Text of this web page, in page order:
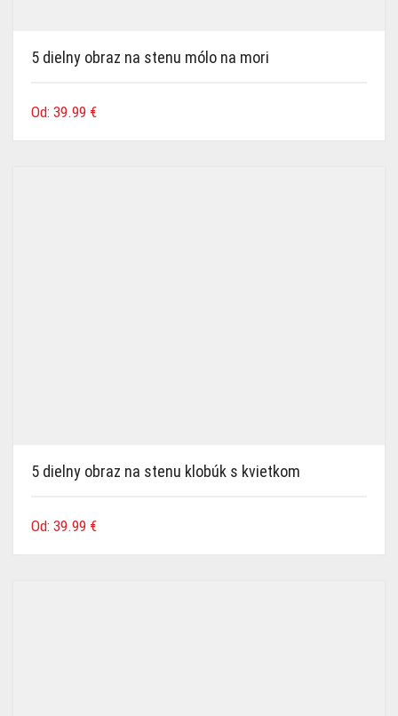
5 dielny obraz na stenu mólo na mori
Od: 39.99 €
5 dielny obraz na stenu klobúk s kvietkom
Od: 39.99 €